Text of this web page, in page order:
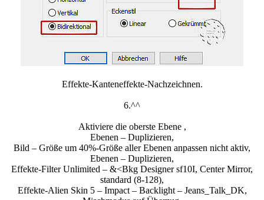
Effekte-Kanteneffekte-Nachzeichnen.
6.^^
Aktiviere die oberste Ebene ,
Ebenen – Duplizieren,
Bild – Größe um 40%-Größe aller Ebenen anpassen nicht aktiv,
Ebenen – Duplizieren,
Effekte-Filter Unlimited – &<Bkg Designer sf10I, Center Mirror,
standard (8-128),
Effekte-Alien Skin 5 – Impact – Backlight – Jeans_Talk_DK,